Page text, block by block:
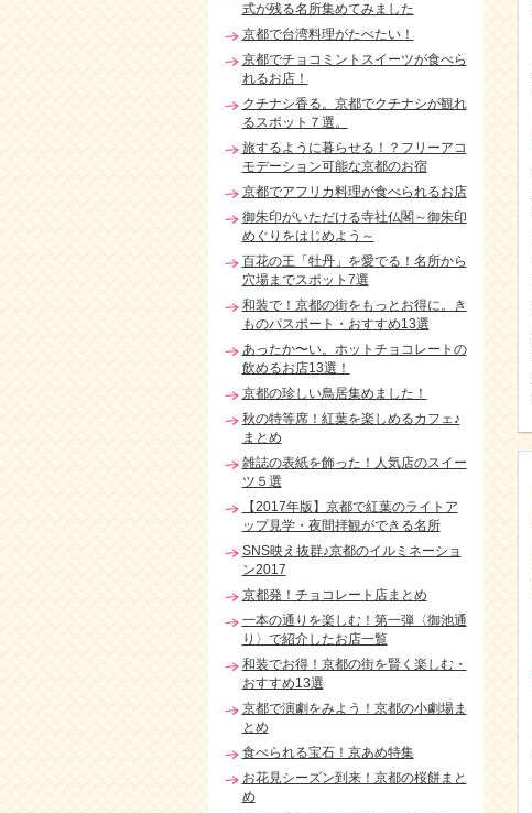
式が残る名所集めてみました
京都で台湾料理がたべたい！
京都でチョコミントスイーツが食べら
れるお店！
クチナシ香る。京都でクチナシが観れ
るスポット７選。
旅するように暮らせる！？フリーアコ
モデーション可能な京都のお宿
京都でアフリカ料理が食べられるお店
御朱印がいただける寺社仏閣～御朱印
めぐりをはじめよう～
百花の王「牡丹」を愛でる！名所から
穴場までスポット7選
和装で！京都の街をもっとお得に。き
ものパスポート・おすすめ13選
あったか〜い。ホットチョコレートの
飲めるお店13選！
京都の珍しい鳥居集めました！
秋の特等席！紅葉を楽しめるカフェ♪
まとめ
雑誌の表紙を飾った！人気店のスイー
ツ５選
【2017年版】京都で紅葉のライトア
ップ見学・夜間拝観ができる名所
SNS映え抜群♪京都のイルミネーショ
ン2017
京都発！チョコレート店まとめ
一本の通りを楽しむ！第一弾〈御池通
り〉で紹介したお店一覧
和装でお得！京都の街を賢く楽しむ・
おすすめ13選
京都で演劇をみよう！京都の小劇場ま
とめ
食べられる宝石！京あめ特集
お花見シーズン到来！京都の桜餅まと
め